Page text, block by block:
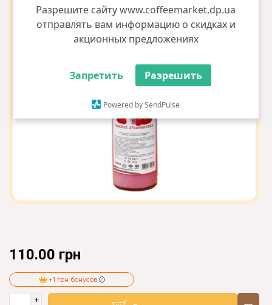
Разрешите сайту www.coffeemarket.dp.ua
отправлять вам информацию о скидках и
акционных предложениях
Запретить Разрешить
Powered by SendPulse
110.00 грн
+1 грн бонусов
+